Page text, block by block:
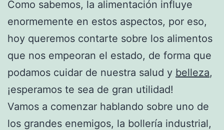
Como sabemos, la alimentación influye
enormemente en estos aspectos, por eso,
hoy queremos contarte sobre los alimentos
que nos empeoran el estado, de forma que
podamos cuidar de nuestra salud y belleza,
¡esperamos te sea de gran utilidad!
Vamos a comenzar hablando sobre uno de
los grandes enemigos, la bollería industrial,